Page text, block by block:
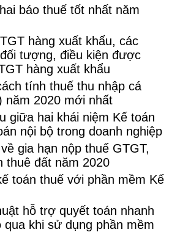
báo thuế tốt nhất năm
hàng xuất khẩu, các
tượng, điều kiện được
hàng xuất khẩu
tính thuế thu nhập cá
năm 2020 mới nhất
giữa hai khái niệm Kế toán
nội bộ trong doanh nghiệp
gia hạn nộp thuế GTGT,
thuê đất năm 2020
toán thuế với phần mềm Kế
hỗ trợ quyết toán nhanh
qua khi sử dụng phần mềm